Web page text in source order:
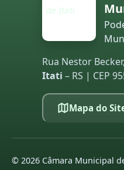
Rua Nestor
Itati – RS | CEP
Mapa do
© 2026 Câmara Municipal